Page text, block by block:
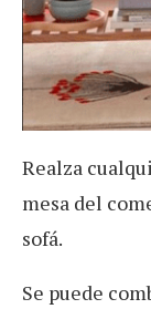
Realza
mesa del
sofá.
Se puede